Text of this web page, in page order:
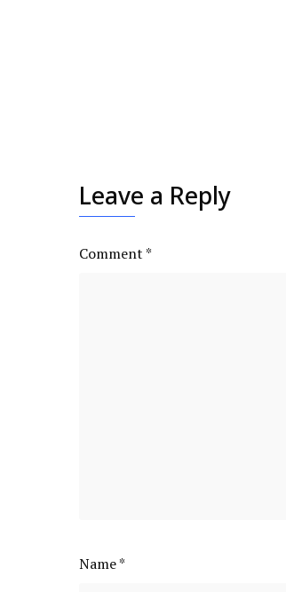
Leave a Reply
Comment*
Name*